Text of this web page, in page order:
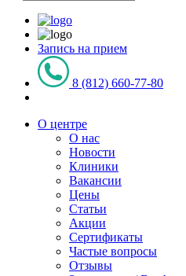
Запись на прием
8 (812) 660-77-80
О центре
О нас
Новости
Клиники
Вакансии
Цены
Статьи
Акции
Сертификаты
Частые вопросы
Отзывы